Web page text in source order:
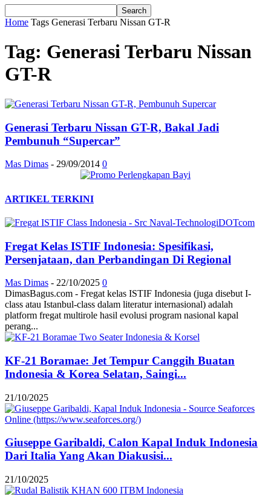
Home Tags Generasi Terbaru Nissan GT-R
Tag: Generasi Terbaru Nissan
GT-R
Generasi Terbaru Nissan GT-R, Bakal Jadi
Pembunuh “Supercar”
Mas Dimas - 29/09/2014 0
ARTIKEL TERKINI
Fregat Kelas ISTIF Indonesia: Spesifikasi,
Persenjataan, dan Perbandingan Di Regional
Mas Dimas - 22/10/2025 0
DimasBagus.com - Fregat kelas ISTIF Indonesia (juga disebut I-
class atau Istanbul-class dalam literatur internasional) adalah
platform fregat multirole hasil evolusi program nasional kapal
perang...
KF-21 Boramae: Jet Tempur Canggih Buatan
Indonesia & Korea Selatan, Saingi...
21/10/2025
Giuseppe Garibaldi, Calon Kapal Induk Indonesia
Dari Italia Yang Akan Diakusisi...
21/10/2025